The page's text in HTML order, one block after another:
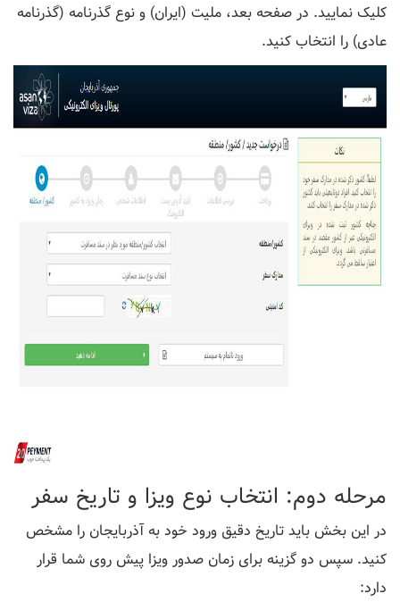
کلیک نمایید. در صفحه بعد، ملیت (ایران) و نوع گذرنامه (گذرنامه
عادی) را انتخاب کنید.
مرحله دوم: انتخاب نوع ویزا و تاریخ سفر
در این بخش باید تاریخ دقیق ورود خود به آذربایجان را مشخص
کنید. سپس دو گزینه برای زمان صدور ویزا پیش روی شما قرار
دارد: